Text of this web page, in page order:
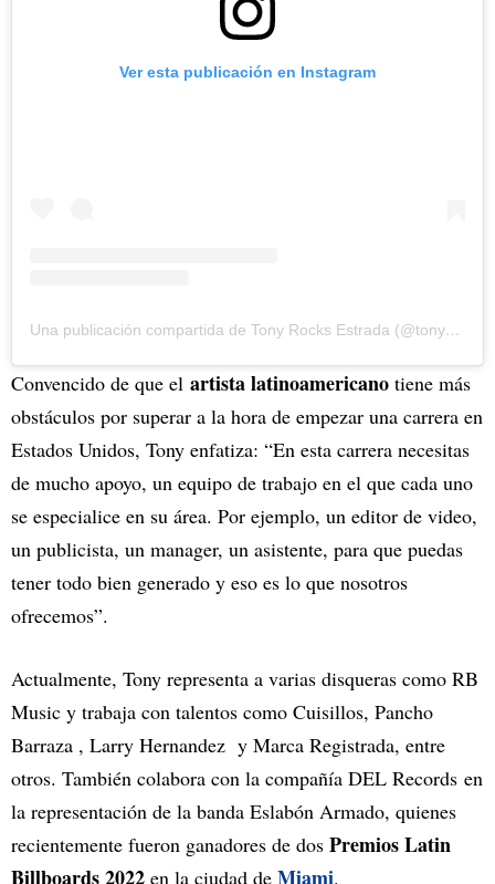
Ver esta publicación en Instagram
Una publicación compartida de Tony Rocks Estrada (@tonyrocks)
Convencido de que el artista latinoamericano tiene más
obstáculos por superar a la hora de empezar una carrera en
Estados Unidos, Tony enfatiza: “En esta carrera necesitas
de mucho apoyo, un equipo de trabajo en el que cada uno
se especialice en su área. Por ejemplo, un editor de video,
un publicista, un manager, un asistente, para que puedas
tener todo bien generado y eso es lo que nosotros
ofrecemos”.
Actualmente, Tony representa a varias disqueras como RB
Music y trabaja con talentos como Cuisillos, Pancho
Barraza , Larry Hernandez y Marca Registrada, entre
otros. También colabora con la compañía DEL Records en
la representación de la banda Eslabón Armado, quienes
recientemente fueron ganadores de dos Premios Latin
Billboards 2022 en la ciudad de Miami.